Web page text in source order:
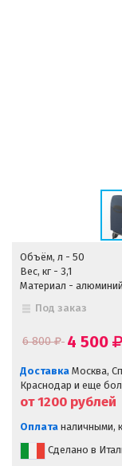
Объём, л - 50
Вес, кг - 3,1
Материал -
Под заказ
6 800 4 500
Доставка Москва,
Краснодар и еще
от 1200 рублей
Оплата наличными,
Сделано в